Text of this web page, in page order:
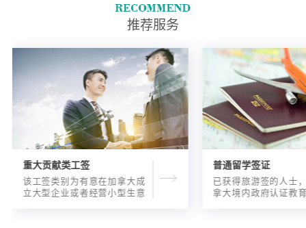
推荐服务
重大贡献类工签
该工签类别为有意在加拿大成
立大型企业或者经营小型生意
普通留学签证
已获得旅游签的人士
拿大境内政府认证教